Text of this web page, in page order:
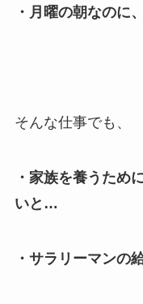
・月曜の朝なのに
そんな仕事でも、
・家族を養うため
いと…
・サラリーマンの